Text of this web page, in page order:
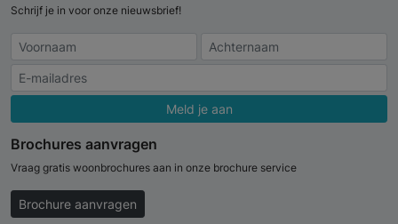
Schrijf je in voor onze nieuwsbrief!
Meld je aan
Brochures aanvragen
Vraag gratis woonbrochures aan in onze brochure service
Brochure aanvragen